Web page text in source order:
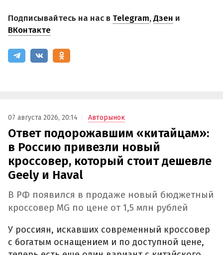
Подписывайтесь на нас в Telegram,Дзен и
ВКонтакте
07 августа 2026, 20:14 Авторынок
Ответ подорожавшим «китайцам»:
в Россию привезли новый
кроссовер, который стоит дешевле
Geely и Haval
В РФ появился в продаже новый бюджетный
кроссовер MG по цене от 1,5 млн рублей
У россиян, искавших современный кроссовер
с богатым оснащением и по доступной цене,